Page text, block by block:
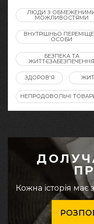
ЛЮДИ З
МОЖЛИВОСТЯМИ
ВНУТРІШНЬО
ОСОБИ
БЕЗПЕКА ТА
ЖИТТЄЗАБЕЗПЕЧЕННЯ
ЗДОРОВ'Я
НЕПРОДОВОЛЬЧІ
Кожна історія має